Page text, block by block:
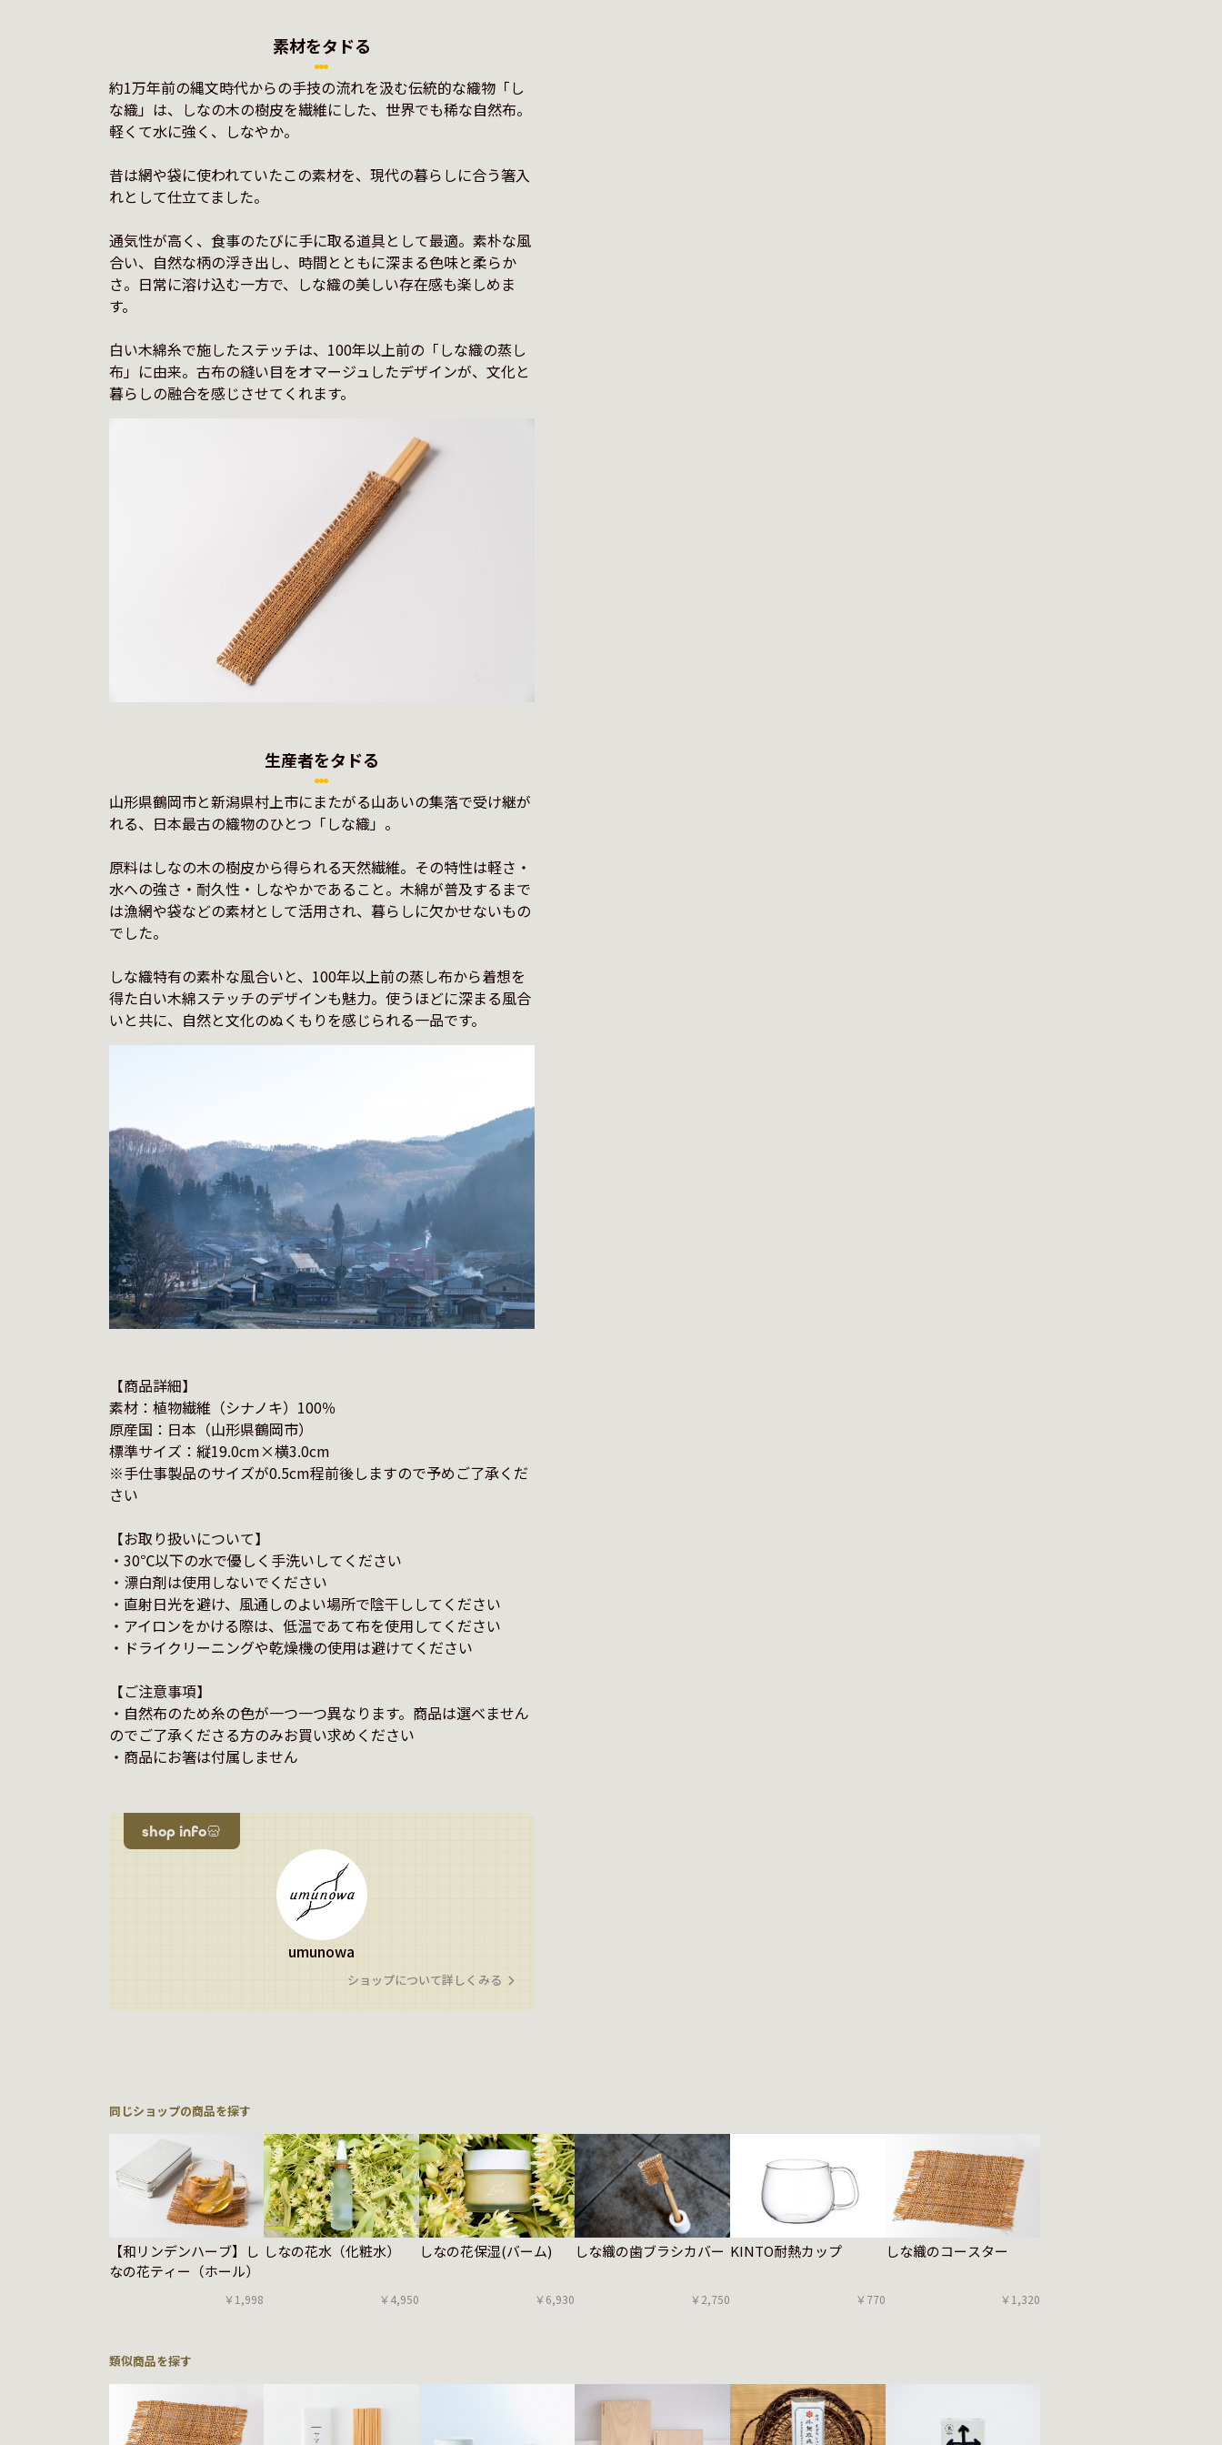
素材をタドる
約1万年前の縄文時代からの手技の流れを汲む伝統的な織物「し
な織」は、しなの木の樹皮を繊維にした、世界でも稀な自然布。
軽くて水に強く、しなやか。
昔は網や袋に使われていたこの素材を、現代の暮らしに合う箸入
れとして仕立てました。
通気性が高く、食事のたびに手に取る道具として最適。素朴な風
合い、自然な柄の浮き出し、時間とともに深まる色味と柔らか
さ。日常に溶け込む一方で、しな織の美しい存在感も楽しめま
す。
白い木綿糸で施したステッチは、100年以上前の「しな織の蒸し
布」に由来。古布の縫い目をオマージュしたデザインが、文化と
暮らしの融合を感じさせてくれます。
生産者をタドる
山形県鶴岡市と新潟県村上市にまたがる山あいの集落で受け継が
れる、日本最古の織物のひとつ「しな織」。
原料はしなの木の樹皮から得られる天然繊維。その特性は軽さ・
水への強さ・耐久性・しなやかであること。木綿が普及するまで
は漁網や袋などの素材として活用され、暮らしに欠かせないもの
でした。
しな織特有の素朴な風合いと、100年以上前の蒸し布から着想を
得た白い木綿ステッチのデザインも魅力。使うほどに深まる風合
いと共に、自然と文化のぬくもりを感じられる一品です。
【商品詳細】
素材：植物繊維（シナノキ）100％
原産国：日本（山形県鶴岡市）
標準サイズ：縦19.0cm×横3.0cm
※手仕事製品のサイズが0.5cm程前後しますので予めご了承くだ
さい
【お取り扱いについて】
・30℃以下の水で優しく手洗いしてください
・漂白剤は使用しないでください
・直射日光を避け、風通しのよい場所で陰干ししてください
・アイロンをかける際は、低温であて布を使用してください
・ドライクリーニングや乾燥機の使用は避けてください
【ご注意事項】
・自然布のため糸の色が一つ一つ異なります。商品は選べません
のでご了承くださる方のみお買い求めください
・商品にお箸は付属しません
shop info
umunowa
ショップについて詳しくみる
同じショップの商品を探す
【和リンデンハーブ】し
なの花ティー（ホール）
￥1,998
しなの花水（化粧水）
￥4,950
しなの花保湿(バーム)
￥6,930
しな織の歯ブラシカバー
￥2,750
KINTO耐熱カップ
￥770
しな織のコースター
￥1,320
類似商品を探す